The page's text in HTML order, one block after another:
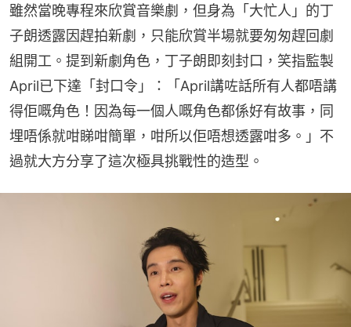
雖然當晚專程來欣賞音樂劇，但身為「大忙人」的丁
子朗透露因趕拍新劇，只能欣賞半場就要匆匆趕回劇
組開工。提到新劇角色，丁子朗即刻封口，笑指監製
April已下達「封口令」：「April講咗話所有人都唔講
得佢嘅角色！因為每一個人嘅角色都係好有故事，同
埋唔係就咁睇咁簡單，咁所以佢唔想透露咁多。」不
過就大方分享了這次極具挑戰性的造型。